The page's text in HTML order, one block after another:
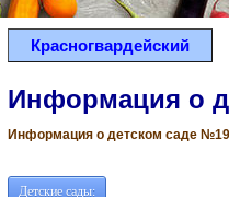
Красногвардейский
Информация о
Информация о детском саде
Детские сады: